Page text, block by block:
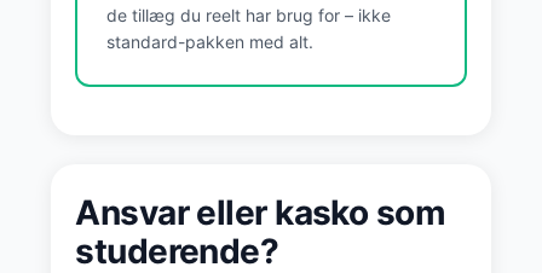
de tillæg du reelt har brug for – ikke
standard-pakken med alt.
Ansvar eller kasko som
studerende?